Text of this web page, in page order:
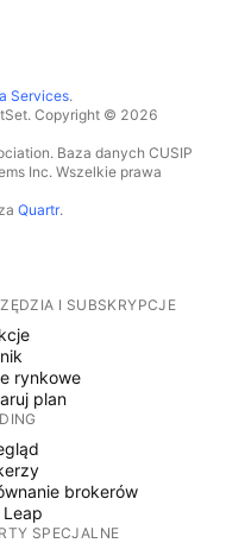
Services.
Copyright © 2026
Baza danych CUSIP
Inc. Wszelkie prawa
Quartr.
I SUBSKRYPCJE
rynkowe
plan
brokerów
SPECJALNE